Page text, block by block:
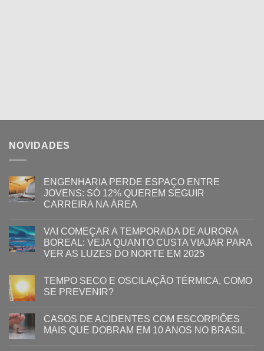
NOVIDADES
ENGENHARIA PERDE ESPAÇO ENTRE
JOVENS: SÓ 12% QUEREM SEGUIR
CARREIRA NA ÁREA
VAI COMEÇAR A TEMPORADA DE AURORA
BOREAL: VEJA QUANTO CUSTA VIAJAR PARA
VER AS LUZES DO NORTE EM 2025
TEMPO SECO E OSCILAÇÃO TÉRMICA, COMO
SE PREVENIR?
CASOS DE ACIDENTES COM ESCORPIÕES
MAIS QUE DOBRAM EM 10 ANOS NO BRASIL